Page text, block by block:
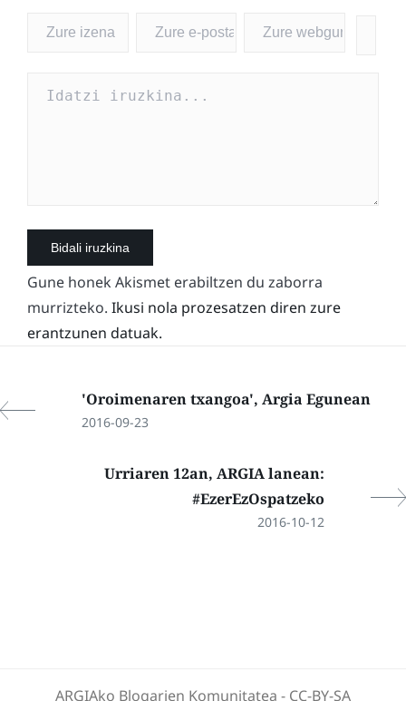
Gune honek Akismet erabiltzen du zaborra
murrizteko. Ikusi nola prozesatzen diren zure
erantzunen datuak.
'Oroimenaren txangoa', Argia Egunean
2016-09-23
Urriaren 12an, ARGIA lanean:
#EzerEzOspatzeko
2016-10-12
ARGIAko Blogarien Komunitatea - CC-BY-SA